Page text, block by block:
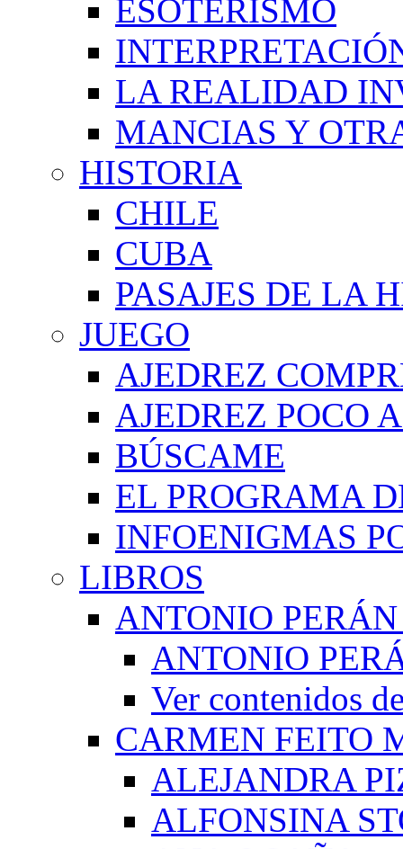
ESOTERISMO
LA REALIDAD
MANCIAS Y
HISTORIA
CHILE
CUBA
PASAJES DE LA
JUEGO
AJEDREZ
AJEDREZ POCO
BÚSCAME
EL PROGRAMA
INFOENIGMAS
LIBROS
ANTONIO
ANTONIO
Ver contenidos
CARMEN FEITO
ALEJANDRA
ALFONSINA